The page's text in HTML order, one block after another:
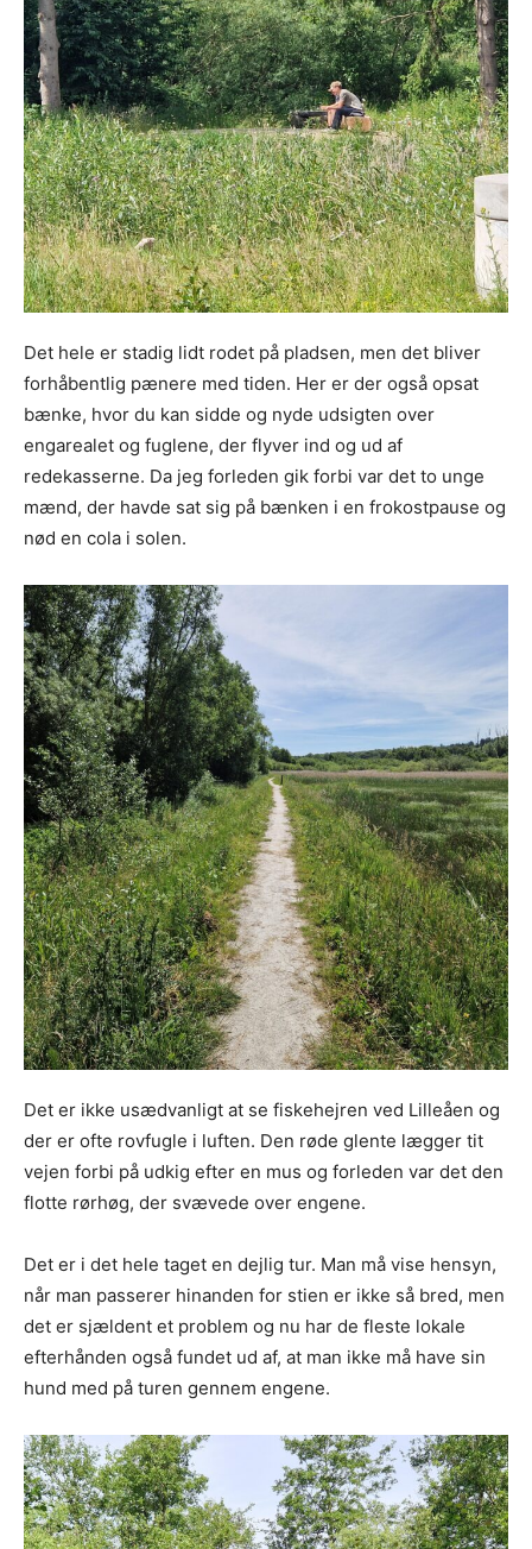
Det hele er stadig lidt rodet på pladsen, men det bliver
forhåbentlig pænere med tiden. Her er der også opsat
bænke, hvor du kan sidde og nyde udsigten over
engarealet og fuglene, der flyver ind og ud af
redekasserne. Da jeg forleden gik forbi var det to unge
mænd, der havde sat sig på bænken i en frokostpause og
nød en cola i solen.
Det er ikke usædvanligt at se fiskehejren ved Lilleåen og
der er ofte rovfugle i luften. Den røde glente lægger tit
vejen forbi på udkig efter en mus og forleden var det den
flotte rørhøg, der svævede over engene.
Det er i det hele taget en dejlig tur. Man må vise hensyn,
når man passerer hinanden for stien er ikke så bred, men
det er sjældent et problem og nu har de fleste lokale
efterhånden også fundet ud af, at man ikke må have sin
hund med på turen gennem engene.